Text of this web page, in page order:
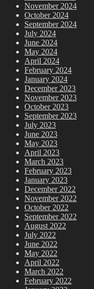
November 2024
October 2024
September 2024
July 2024
June 2024
May 2024
April 2024
February 2024
January 2024
December 2023
November 2023
October 2023
September 2023
July 2023
June 2023
May 2023
April 2023
March 2023
February 2023
January 2023
December 2022
November 2022
October 2022
September 2022
August 2022
July 2022
June 2022
May 2022
April 2022
March 2022
February 2022